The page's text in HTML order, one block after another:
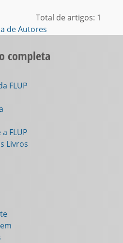
Total de artigos: 1
de Autores
completa
FLUP
FLUP
Livros